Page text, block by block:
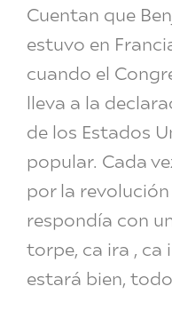
Cuentan que
estuvo en
cuando el
lleva a la
de los Estados
popular. Cada
por la
respondía con
torpe, ca ira , ca
estará bien,